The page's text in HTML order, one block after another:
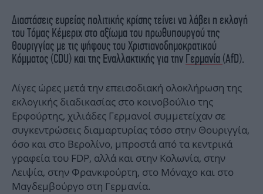
Διαστάσεις ευρείας πολιτικής κρίσης τείνει να λάβει η εκλογή
του Τόμας Κέμεριχ στο αξίωμα του πρωθυπουργού της
Θουριγγίας με τις ψήφους του Χριστιανοδημοκρατικού
Κόμματος (CDU) και της Εναλλακτικής για την Γερμανία (AfD).
Λίγες ώρες μετά την επεισοδιακή ολοκλήρωση της
εκλογικής διαδικασίας στο κοινοβούλιο της
Ερφούρτης, χιλιάδες Γερμανοί συμμετείχαν σε
συγκεντρώσεις διαμαρτυρίας τόσο στην Θουριγγία,
όσο και στο Βερολίνο, μπροστά από τα κεντρικά
γραφεία του FDP, αλλά και στην Κολωνία, στην
Λειψία, στην Φρανκφούρτη, στο Μόναχο και στο
Μαγδεμβούργο στη Γερμανία.